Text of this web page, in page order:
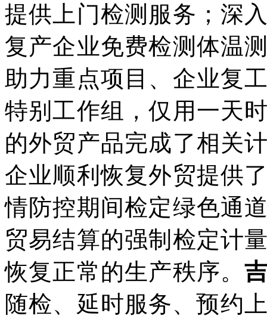
提供上门检测服务；深
复产企业免费检测体温
助力重点项目、企业复
特别工作组，仅用一天
的外贸产品完成了相关
企业顺利恢复外贸提供
情防控期间检定绿色通
贸易结算的强制检定计
恢复正常的生产秩序。
随检、延时服务、预约